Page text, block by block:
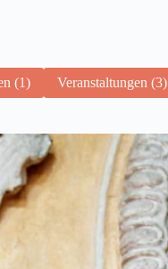
(1) Veranstaltungen (3)